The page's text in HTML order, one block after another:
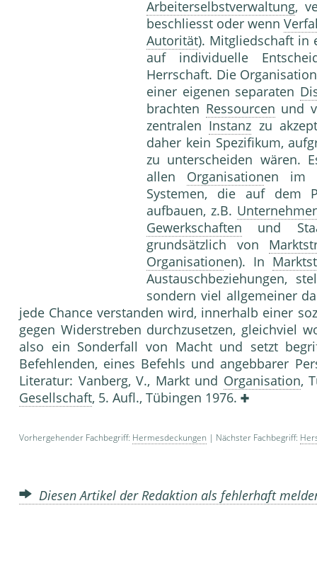
Arbeiterselbstverwaltung,
beschliesst oder wenn
Autorität). Mitgliedschaft in
auf individuelle
Herrschaft. Die
einer eigenen separaten
brachten Ressourcen und
zentralen Instanz zu
daher kein Spezifikum,
zu unterscheiden wären.
allen Organisationen im
Systemen, die auf dem
aufbauen, z.B.
Gewerkschaften und
grundsätzlich von
Organisationen). In
Austauschbeziehungen,
sondern viel allgemeiner
jede Chance verstanden wird, innerhalb einer
gegen Widerstreben durchzusetzen, gleichviel
also ein Sonderfall von Macht und setzt
Befehlenden, eines Befehls und
Literatur: Vanberg, V., Markt und Organisation,
Gesellschaft, 5. Aufl., Tübingen 1976.
Vorhergehender Fachbegriff: Hermesdeckungen | Nächster Fachbegriff:
Diesen Artikel der Redaktion als fehlerhaft